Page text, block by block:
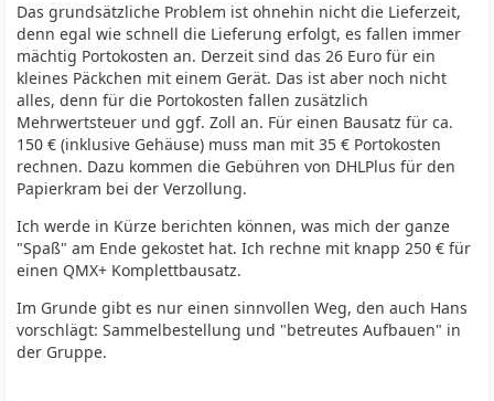
Das grundsätzliche Problem ist ohnehin nicht die Lieferzeit,
denn egal wie schnell die Lieferung erfolgt, es fallen immer
mächtig Portokosten an. Derzeit sind das 26 Euro für ein
kleines Päckchen mit einem Gerät. Das ist aber noch nicht
alles, denn für die Portokosten fallen zusätzlich
Mehrwertsteuer und ggf. Zoll an. Für einen Bausatz für ca.
150 € (inklusive Gehäuse) muss man mit 35 € Portokosten
rechnen. Dazu kommen die Gebühren von DHLPlus für den
Papierkram bei der Verzollung.
Ich werde in Kürze berichten können, was mich der ganze
"Spaß" am Ende gekostet hat. Ich rechne mit knapp 250 € für
einen QMX+ Komplettbausatz.
Im Grunde gibt es nur einen sinnvollen Weg, den auch Hans
vorschlägt: Sammelbestellung und "betreutes Aufbauen" in
der Gruppe.